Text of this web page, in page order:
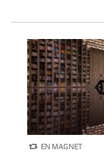
EN MAGNET